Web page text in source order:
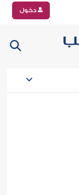
دخول